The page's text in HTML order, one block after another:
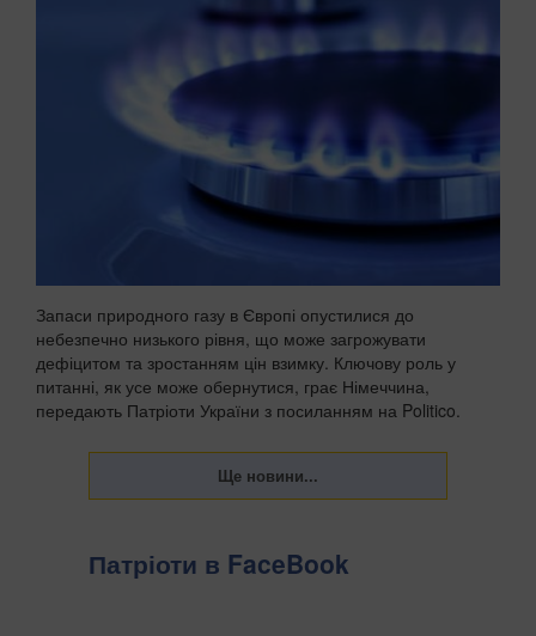
Запаси природного газу в Європі опустилися до
небезпечно низького рівня, що може загрожувати
дефіцитом та зростанням цін взимку. Ключову роль у
питанні, як усе може обернутися, грає Німеччина,
передають Патріоти України з посиланням на Politico.
Патріоти в FaceBook